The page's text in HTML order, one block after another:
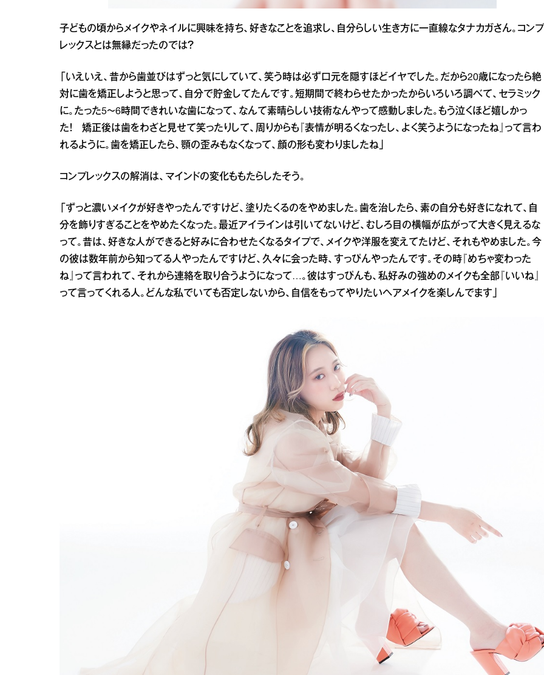
子どもの頃からメイクやネイルに興味を持ち、好きなことを追求し、自分らしい生き方に一直線なタナカガさん。コンプ
レックスとは無縁だったのでは？
「いえいえ、昔から歯並びはずっと気にしていて、笑う時は必ず口元を隠すほどイヤでした。だから20歳になったら絶
対に歯を矯正しようと思って、自分で貯金してたんです。短期間で終わらせたかったからいろいろ調べて、セラミック
に。たった5～6時間できれいな歯になって、なんて素晴らしい技術なんやって感動しました。もう泣くほど嬉しかっ
た！ 矯正後は歯をわざと見せて笑ったりして、周りからも『表情が明るくなったし、よく笑うようになったね』って言わ
れるように。歯を矯正したら、顎の歪みもなくなって、顔の形も変わりましたね」
コンプレックスの解消は、マインドの変化ももたらしたそう。
「ずっと濃いメイクが好きやったんですけど、塗りたくるのをやめました。歯を治したら、素の自分も好きになれて、自
分を飾りすぎることをやめたくなった。最近アイラインは引いてないけど、むしろ目の横幅が広がって大きく見えるな
って。昔は、好きな人ができると好みに合わせたくなるタイプで、メイクや洋服を変えてたけど、それもやめました。今
の彼は数年前から知ってる人やったんですけど、久々に会った時、すっぴんやったんです。その時『めちゃ変わった
ね』って言われて、それから連絡を取り合うようになって…。彼はすっぴんも、私好みの強めのメイクも全部『いいね』
って言ってくれる人。どんな私でいても否定しないから、自信をもってやりたいヘアメイクを楽しんでます」